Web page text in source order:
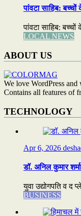
पांवटा साहिब:
पांवटा साहिब:
LOCAL NEWS
ABOUT US
We love WordPress
Contains all features of
TECHNOLOGY
Apr 6, 2026
डॉ. अनिल कुमार
युवा उद्योगपति व द
BUSINESS